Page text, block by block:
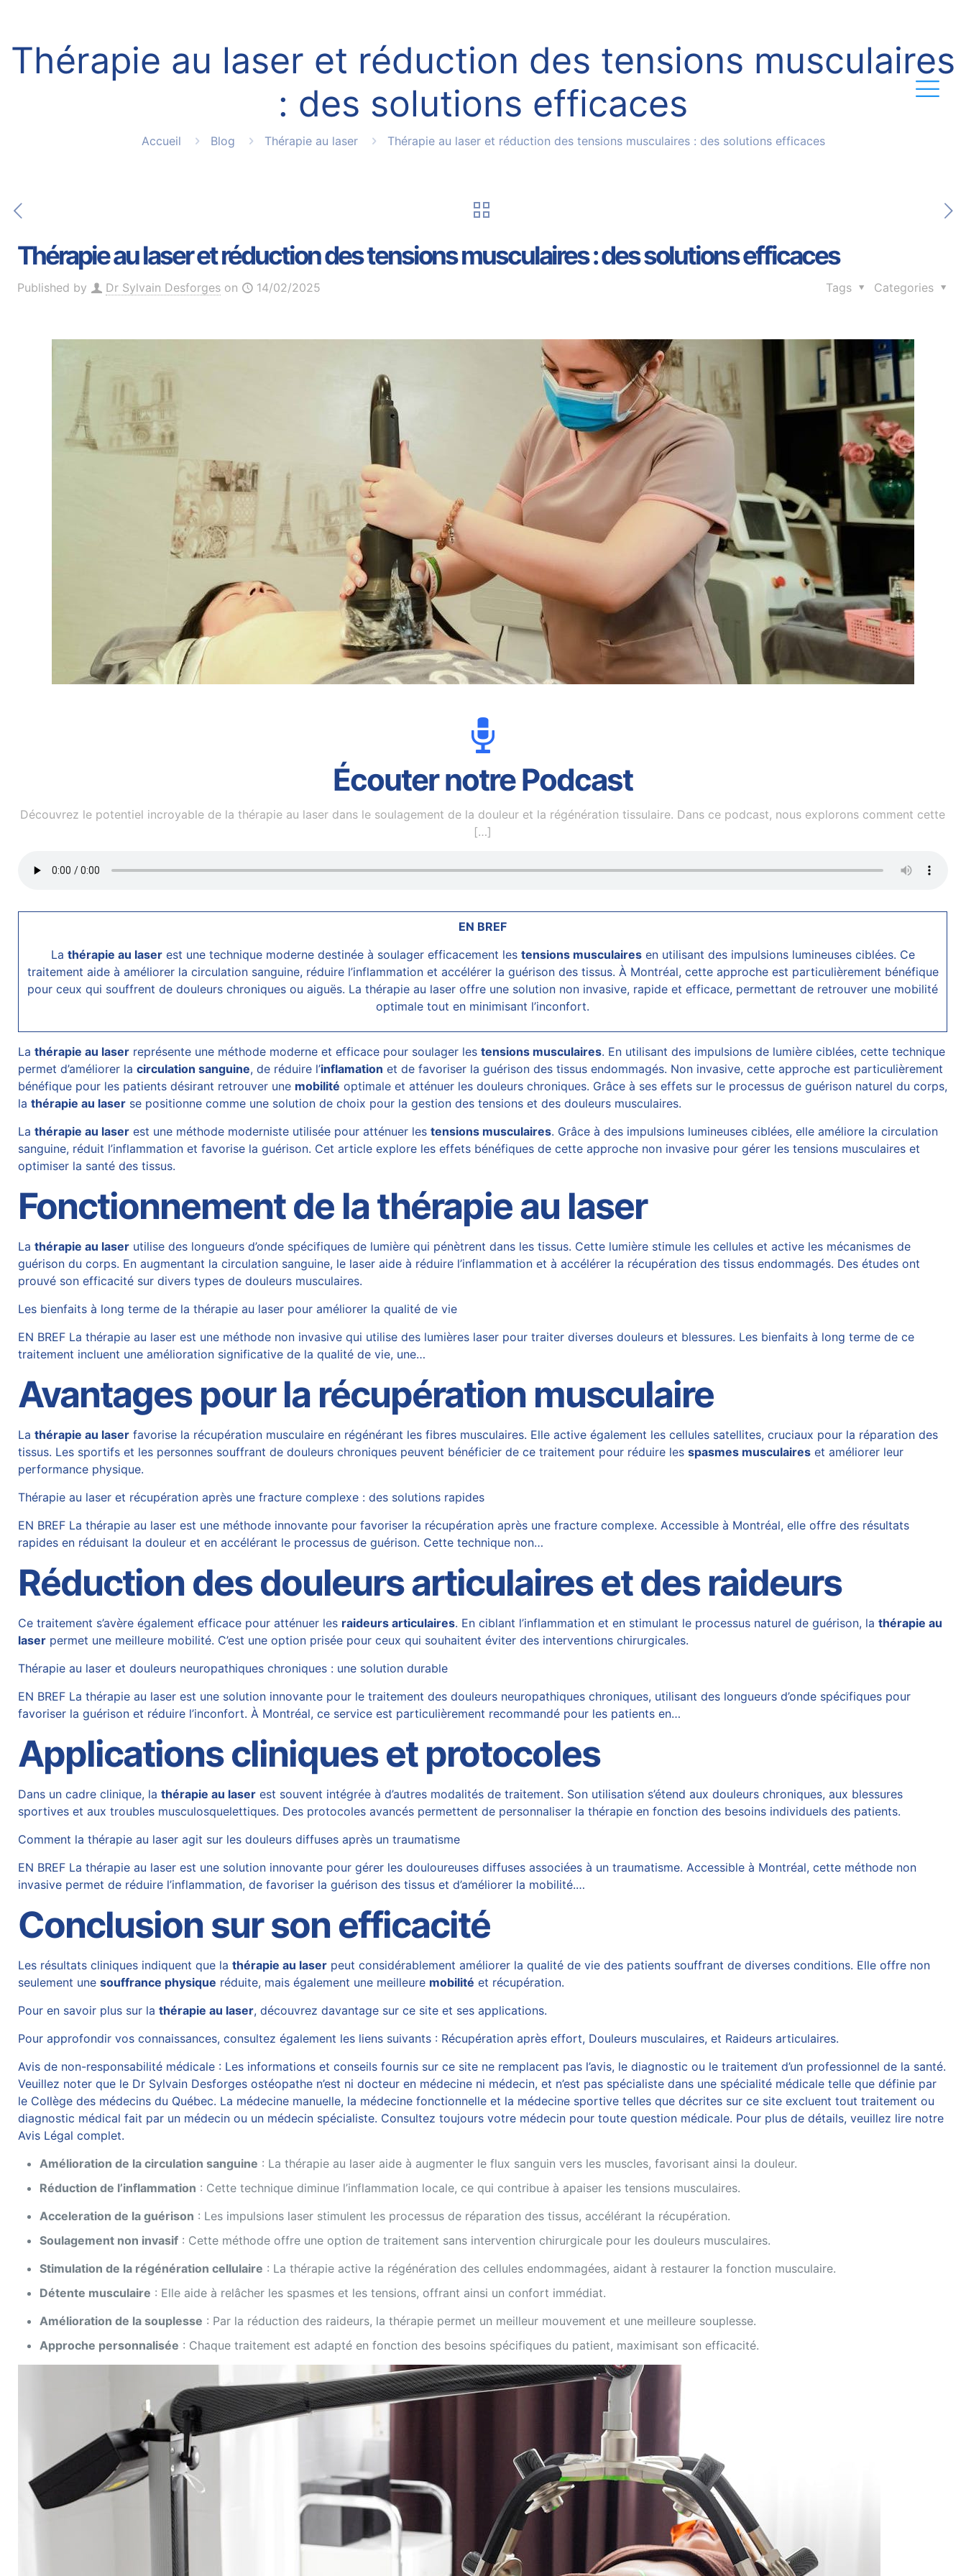
Thérapie au laser et réduction des tensions musculaires
: des solutions efficaces
Accueil Blog Thérapie au laser Thérapie au laser et réduction des tensions musculaires : des solutions efficaces
Thérapie au laser et réduction des tensions musculaires : des solutions efficaces
Published by Dr Sylvain Desforges on 14/02/2025 Categories
Tags
Écouter notre Podcast
Découvrez le potentiel incroyable de la thérapie au laser dans le soulagement de la douleur et la régénération tissulaire. Dans ce podcast, nous explorons comment cette
[…]
EN BREF
La thérapie au laserest une technique moderne destinée à soulager efficacement les tensions musculairesen utilisant des impulsions lumineuses ciblées. Ce
traitement aide à améliorer la circulation sanguine, réduire l’inflammation et accélérer la guérison des tissus. À Montréal, cette approche est particulièrement bénéfique
pour ceux qui souffrent dedouleurs chroniques ou aiguës. La thérapie au laser offre une solution non invasive, rapide et efficace, permettant de retrouver une mobilité
optimale tout en minimisant l’inconfort.
Lathérapie au laser représente une méthode moderne et efficace pour soulager lestensions musculaires. En utilisant des impulsions de lumière ciblées, cette technique
permet d’améliorer lacirculation sanguine, de réduire l’inflamation et de favoriser la guérison des tissus endommagés. Non invasive, cette approche est particulièrement
bénéfique pour les patients désirant retrouver une mobilité optimale et atténuer les douleurs chroniques. Grâce à ses effets sur le processus de guérison naturel du corps,
lathérapie au laser se positionne comme une solution de choix pour la gestion des tensions et des douleurs musculaires.
Lathérapie au laser est une méthode moderniste utilisée pour atténuer lestensions musculaires. Grâce à des impulsions lumineuses ciblées, elle améliore la circulation
sanguine, réduit l’inflammation et favorise la guérison. Cet article explore les effets bénéfiques de cette approche non invasive pour gérer les tensions musculaires et
optimiser la santé des tissus.
Fonctionnement de la thérapie au laser
Lathérapie au laser utilise des longueurs d’onde spécifiques de lumière qui pénètrent dans les tissus. Cette lumière stimule les cellules et active les mécanismes de
guérison du corps. En augmentant la circulation sanguine, le laser aide à réduire l’inflammation et à accélérer la récupération des tissus endommagés. Des études ont
prouvé son efficacité sur divers types de douleurs musculaires.
Les bienfaits à long terme de la thérapie au laser pour améliorer la qualité de vie
EN BREF La thérapie au laser est une méthode non invasive qui utilise des lumières laser pour traiter diverses douleurs et blessures. Les bienfaits à long terme de ce
traitement incluent une amélioration significative de la qualité de vie, une…
Avantages pour la récupération musculaire
Lathérapie au laser favorise la récupération musculaire en régénérant les fibres musculaires. Elle active également les cellules satellites, cruciaux pour la réparation des
tissus. Les sportifs et les personnes souffrant de douleurs chroniques peuvent bénéficier de ce traitement pour réduire lesspasmes musculaires et améliorer leur
performance physique.
Thérapie au laser et récupération après une fracture complexe : des solutions rapides
EN BREF La thérapie au laser est une méthode innovante pour favoriser la récupération après une fracture complexe. Accessible à Montréal, elle offre des résultats
rapides en réduisant la douleur et en accélérant le processus de guérison. Cette technique non…
Réduction des douleurs articulaires et des raideurs
Ce traitement s’avère également efficace pour atténuer les raideurs articulaires. En ciblant l’inflammation et en stimulant le processus naturel de guérison, lathérapie au
laser permet une meilleure mobilité. C’est une option prisée pour ceux qui souhaitent éviter des interventions chirurgicales.
Thérapie au laser et douleurs neuropathiques chroniques : une solution durable
EN BREF La thérapie au laser est une solution innovante pour le traitement des douleurs neuropathiques chroniques, utilisant des longueurs d’onde spécifiques pour
favoriser la guérison et réduire l’inconfort. À Montréal, ce service est particulièrement recommandé pour les patients en…
Applications cliniques et protocoles
Dans un cadre clinique, lathérapie au laser est souvent intégrée à d’autres modalités de traitement. Son utilisation s’étend aux douleurs chroniques, aux blessures
sportives et aux troubles musculosquelettiques. Des protocoles avancés permettent de personnaliser la thérapie en fonction des besoins individuels des patients.
Comment la thérapie au laser agit sur les douleurs diffuses après un traumatisme
EN BREF La thérapie au laser est une solution innovante pour gérer les douloureuses diffuses associées à un traumatisme. Accessible à Montréal, cette méthode non
invasive permet de réduire l’inflammation, de favoriser la guérison des tissus et d’améliorer la mobilité.…
Conclusion sur son efficacité
Les résultats cliniques indiquent que lathérapie au laser peut considérablement améliorer la qualité de vie des patients souffrant de diverses conditions. Elle offre non
seulement unesouffrance physique réduite, mais également une meilleure mobilité et récupération.
Pour en savoir plus sur lathérapie au laser, découvrez davantage surce site et ses applications.
Pour approfondir vos connaissances, consultez également les liens suivants : Récupération après effort, Douleurs musculaires, et Raideurs articulaires.
Avis de non-responsabilité médicale : Les informations et conseils fournis sur ce site ne remplacent pas l’avis, le diagnostic ou le traitement d’un professionnel de la santé.
Veuillez noter que le Dr Sylvain Desforges ostéopathe n’est ni docteur en médecine ni médecin, et n’est pas spécialiste dans une spécialité médicale telle que définie par
le Collège des médecins du Québec. La médecine manuelle, la médecine fonctionnelle et la médecine sportive telles que décrites sur ce site excluent tout traitement ou
diagnostic médical fait par un médecin ou un médecin spécialiste. Consultez toujours votre médecin pour toute question médicale. Pour plus de détails, veuillez lire notre
Avis Légal complet.
Amélioration de la circulation sanguine : La thérapie au laser aide à augmenter le flux sanguin vers les muscles, favorisant ainsi la douleur.
Réduction de l’inflammation : Cette technique diminue l’inflammation locale, ce qui contribue à apaiser les tensions musculaires.
Acceleration de la guérison : Les impulsions laser stimulent les processus de réparation des tissus, accélérant la récupération.
Soulagement non invasif : Cette méthode offre une option de traitement sans intervention chirurgicale pour les douleurs musculaires.
Stimulation de la régénération cellulaire : La thérapie active la régénération des cellules endommagées, aidant à restaurer la fonction musculaire.
Détente musculaire : Elle aide à relâcher les spasmes et les tensions, offrant ainsi un confort immédiat.
Amélioration de la souplesse : Par la réduction des raideurs, la thérapie permet un meilleur mouvement et une meilleure souplesse.
Approche personnalisée : Chaque traitement est adapté en fonction des besoins spécifiques du patient, maximisant son efficacité.